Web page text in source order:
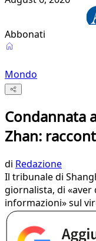
Abbonati
Mondo
Condannata
Zhan:
di Redazione
Il tribunale di
giornalista, di
informazioni» sul